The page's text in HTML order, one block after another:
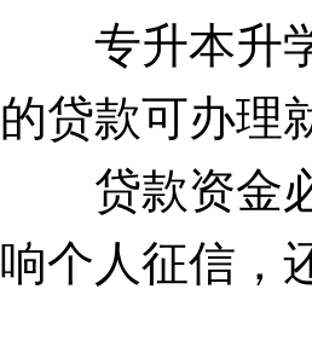
专升本升学
的贷款可办理
贷款资金必
响个人征信，